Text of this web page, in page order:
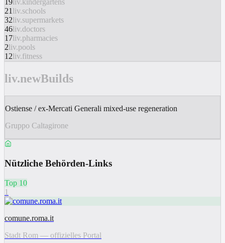
21 liv.schools
32liv.supermarkets
46liv.doctors
17liv.pharmacies
2liv.pools
12liv.fitness
liv.newBuilds
Ostiense / ex-Mercati Generali mixed-use regeneration
Gruppo Caltagirone
Nützliche Behörden-Links
Top 10
1
comune.roma.it
Stadt Rom — offizielles Portal